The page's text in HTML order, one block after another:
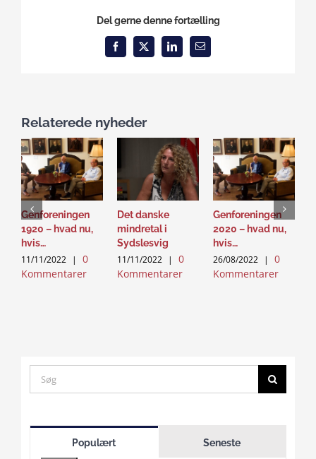
Del gerne denne fortælling
Facebook
X LinkedInEmail
Relaterede nyheder
Genforeningen
1920 – hvad nu,
hvis…
11/11/2022 |
0
Kommentarer
Det danske
mindretal i
Sydslesvig
11/11/2022 |
0
Kommentarer
Genforeningen
2020 – hvad nu,
hvis…
26/08/2022 |
0
Kommentarer
Search
for:
Populært Seneste
accept